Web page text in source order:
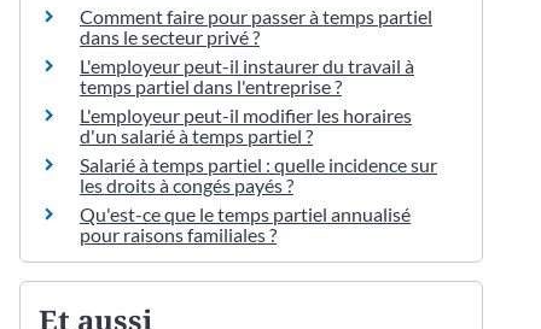
Comment faire pour passer à temps partiel
dans le secteur privé ?
L'employeur peut-il instaurer du travail à
temps partiel dans l'entreprise ?
L'employeur peut-il modifier les horaires
d'un salarié à temps partiel ?
Salarié à temps partiel : quelle incidence sur
les droits à congés payés ?
Qu'est-ce que le temps partiel annualisé
pour raisons familiales ?
Et aussi